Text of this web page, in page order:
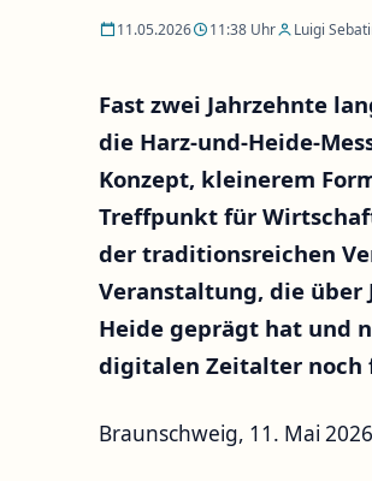
11.05.2026 11:38 Uhr Luigi
Fast zwei Jahrzehnte
die Harz-und-Heide-
Konzept, kleinerem
Treffpunkt für
der traditionsreichen
Veranstaltung, die über
Heide geprägt hat und
digitalen Zeitalter
Braunschweig, 11. Mai 2026